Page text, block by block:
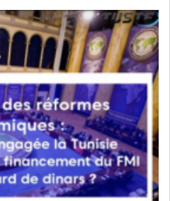
ACTUALITÉS
GOUVERNEMENT
ASSEMBLÉE DES
REPRÉSENTANTS DU
PEUPLE (ARP)
LIMOGE LA MINISTRE DE